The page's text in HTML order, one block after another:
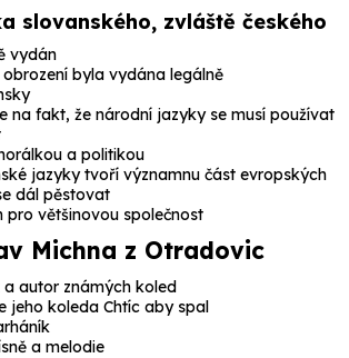
slovanského, zvláště českého
vydán
byla vydána legálně
na fakt, že národní jazyky se musí používat
a politikou
jazyky tvoří významnu část evropských
dál pěstovat
pro většinovou společnost
Michna z Otradovic
autor známých koled
jeho koledaChtíc aby spal
a melodie